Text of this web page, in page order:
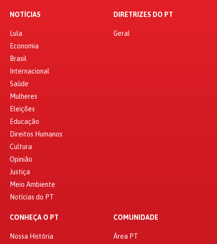
NOTÍCIAS
Lula
Economia
Brasil
Internacional
Saúde
Mulheres
Eleições
Educação
Direitos Humanos
Cultura
Opinião
Justiça
Meio Ambiente
Notícias do PT
DIRETRIZES DO PT
Geral
CONHEÇA O PT
Nossa História
COMUNIDADE
Área PT